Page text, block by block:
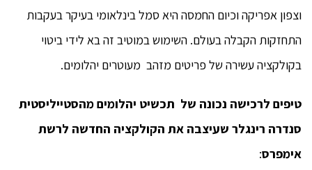
וצפון אפריקה וכיום החמסה היא סמל בינלאומי בעיקר בעקבות
התחזקות הקבלה בעולם. השימוש במוטיב זה בא לידי ביטוי
בקולקציה עשירה של פריטים מזהב מעוטרים יהלומים.
טיפים לרכישה נכונה של תכשיט יהלומים מהסטייליסטית
סנדרה רינגלר שעיצבה את הקולקציה החדשה לרשת
אימפרס: